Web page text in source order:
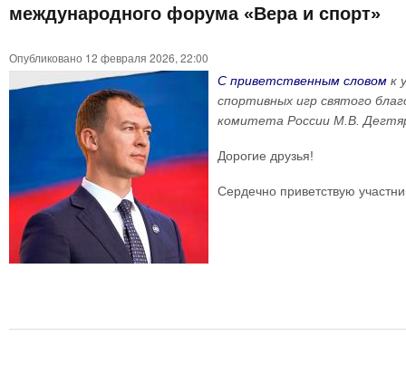
международного форума «Вера и спорт»
Опубликовано 12 февраля 2026, 22:00
С приветственным словом к
спортивных игр святого
комитета России М.В.
Дорогие друзья!
Сердечно приветствую